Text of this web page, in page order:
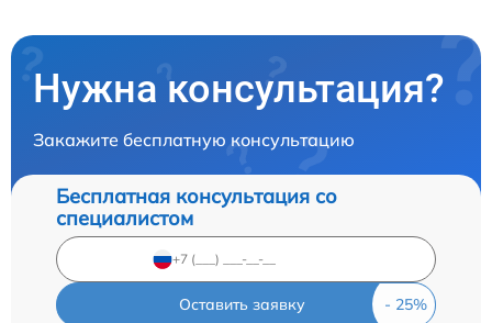
Нужна консультация?
Закажите бесплатную консультацию
Бесплатная консультация со
специалистом
Оставить заявку